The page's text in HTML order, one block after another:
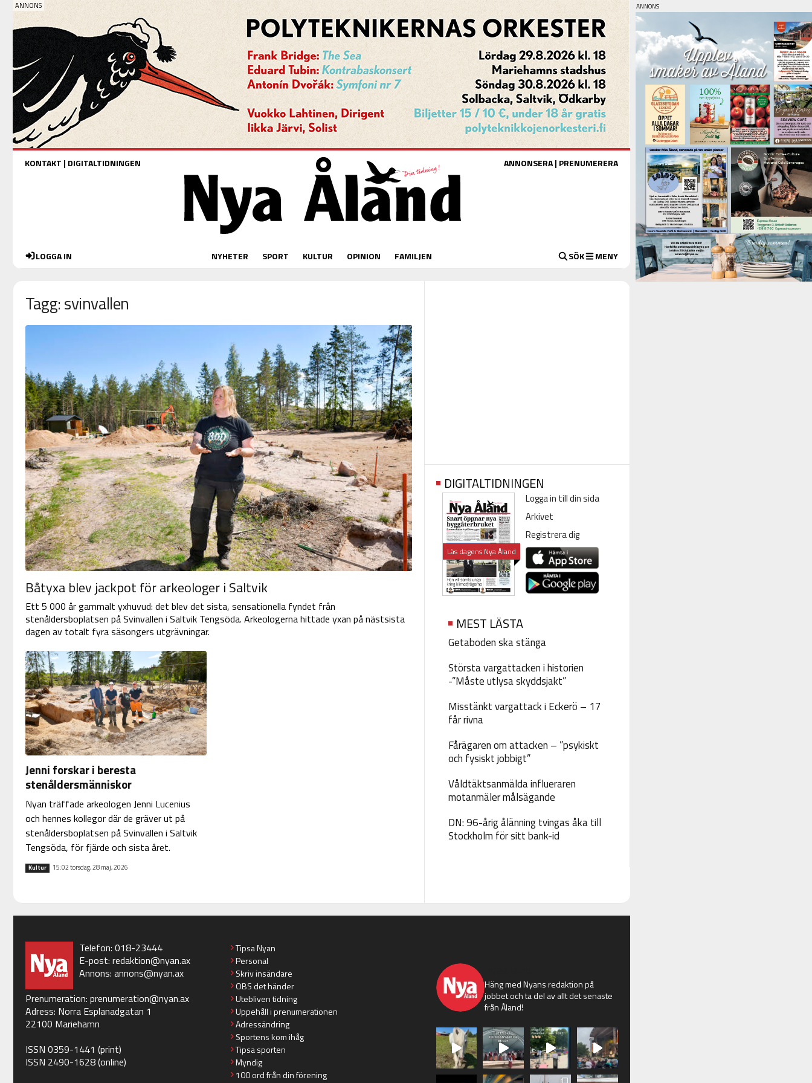
KONTAKT | DIGITALTIDNINGEN ANNONSERA| PRENUMERERA
LOGGA IN NYHETER SPORT KULTUR OPINION FAMILJEN SÖK MENY
Tagg: svinvallen
Båtyxa blev jackpot för arkeologer i Saltvik
Ett 5 000 år gammalt yxhuvud: det blev det sista, sensationella fyndet från
stenåldersboplatsen på Svinvallen i Saltvik Tengsöda. Arkeologerna hittade yxan på nästsista
dagen av totalt fyra säsongers utgrävningar.
Jenni forskar i beresta
stenåldersmänniskor
Nyan träffade arkeologen Jenni Lucenius
och hennes kollegor där de gräver ut på
stenåldersboplatsen på Svinvallen i Saltvik
Tengsöda, för fjärde och sista året.
Kultur 15:02 torsdag, 28 maj, 2026
DIGITALTIDNINGEN
Läs dagens Nya Åland
Logga in till din sida
Arkivet
Registrera dig
MEST LÄSTA
Getaboden ska stänga
Största vargattacken i historien
-”Måste utlysa skyddsjakt”
Misstänkt vargattack i Eckerö – 17
får rivna
Fårägaren om attacken – ”psykiskt
och fysiskt jobbigt”
Våldtäktsanmälda influeraren
motanmäler målsägande
DN: 96-årig ålänning tvingas åka till
Stockholm för sitt bank-id
Telefon: 018-23444
E-post: redaktion@nyan.ax
Annons: annons@nyan.ax
Prenumeration: prenumeration@nyan.ax
Adress: Norra Esplanadgatan 1
22100 Mariehamn
ISSN 0359-1441 (print)
ISSN 2490-1628 (online)
Tipsa Nyan
Personal
Skriv insändare
OBS det händer
Utebliven tidning
Uppehåll i prenumerationen
Adressändring
Sportens kom ihåg
Tipsa sporten
Myndig
100 ord från din förening
Häng med Nyans redaktion på
jobbet och ta del av allt det senaste
från Åland!